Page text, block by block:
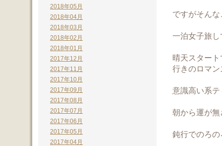
ですがそん
一泊女子旅
晴天スター
行きのロマ
意識高い系
朝から運が
鈍行でのろ
2018年05月
2018年04月
2018年03月
2018年02月
2018年01月
2017年12月
2017年11月
2017年10月
2017年09月
2017年08月
2017年07月
2017年06月
2017年05月
2017年04月